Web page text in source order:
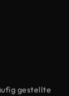
gestellte